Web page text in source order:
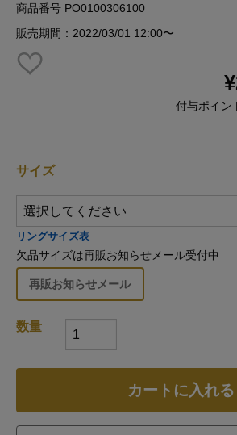
商品番号 PO0100306100
販売期間：2022/03/01 12:00〜
付与ポイン
サイズ
リングサイズ表
欠品サイズは再販お知らせメール受付中
再販お知らせメール
数量
カートに入れる